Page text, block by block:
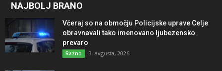
NAJBOLJ BRANO
Včeraj so na območju Policijske uprave Celje
obravnavali tako imenovano ljubezensko
prevaro
Razno 3. avgusta, 2026